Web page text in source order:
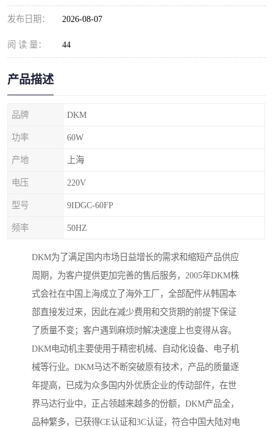
发布日期： 2026-08-07
阅 读 量： 44
产品描述
品牌 DKM
功率 60W
产地 上海
电压 220V
型号 9IDGC-60FP
频率 50HZ
DKM为了满足国内市场日益增长的需求和缩短产品供应
周期，为客户提供更加完善的售后服务，2005年DKM株
式会社在中国上海成立了海外工厂，全部配件从韩国本
部直接发过来，因此在减少费用和交货期的前提下保证
了质量不变；客户遇到麻烦时解决速度上也变得从容。
DKM电动机主要使用于精密机械、自动化设备、电子机
械等行业。DKM马达不断突破原有技术，产品的质量逐
年提高，已成为众多国内外优质企业的传动部件，在世
界马达行业中，正占领越来越多的份额，DKM产品全，
品种繁多，已获得CE认证和3C认证，符合中国大陆对电